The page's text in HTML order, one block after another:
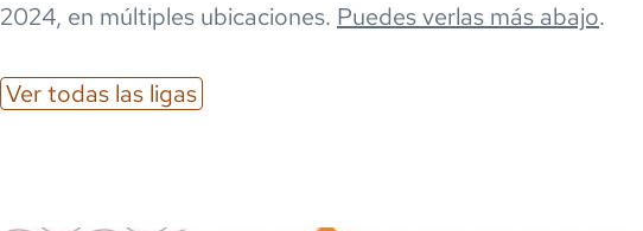
2024, en múltiples ubicaciones. Puedes verlas más abajo.
Ver todas las ligas